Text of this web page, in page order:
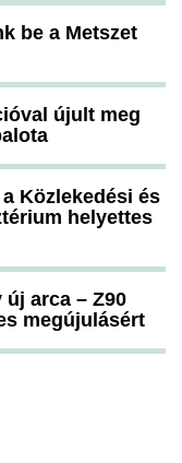
be a Metszet
újult meg
Közlekedési és
helyettes
arca – Z90
megújulásért